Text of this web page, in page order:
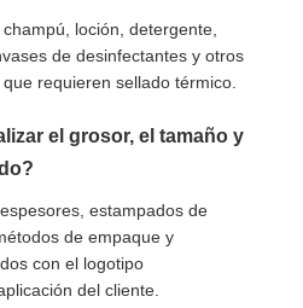
loción, detergente,
de desinfectantes y otros
requieren sellado térmico.
el grosor, el tamaño y
estampados de
de empaque y
con el logotipo
del cliente.